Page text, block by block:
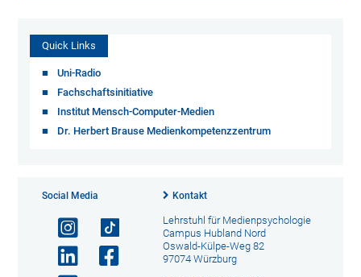
Quick Links
Uni-Radio
Fachschaftsinitiative
Institut Mensch-Computer-Medien
Dr. Herbert Brause Medienkompetenzzentrum
Social Media Kontakt
Lehrstuhl für Medienpsychologie
Campus Hubland Nord
Oswald-Külpe-Weg 82
97074 Würzburg